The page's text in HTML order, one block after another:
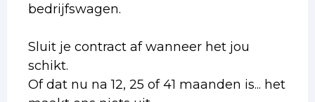
bedrijfswagen.
Sluit je contract af wanneer het jou
schikt.
Of dat nu na 12, 25 of 41 maanden is... het